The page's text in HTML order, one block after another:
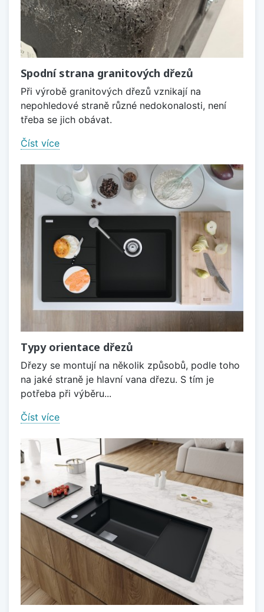
Spodní strana granitových dřezů
Při výrobě granitových dřezů vznikají na
nepohledové straně různé nedokonalosti, není
třeba se jich obávat.
Číst více
Typy orientace dřezů
Dřezy se montují na několik způsobů, podle toho
na jaké straně je hlavní vana dřezu. S tím je
potřeba při výběru...
Číst více